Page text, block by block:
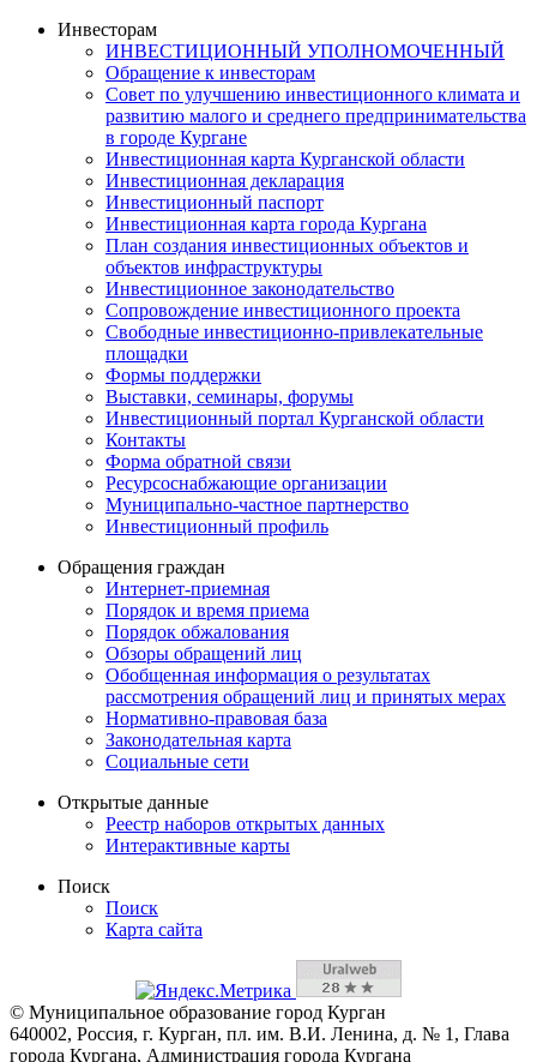
Инвесторам
ИНВЕСТИЦИОННЫЙ УПОЛНОМОЧЕННЫЙ
Обращение к инвесторам
Совет по улучшению инвестиционного климата и
развитию малого и среднего предпринимательства
в городе Кургане
Инвестиционная карта Курганской области
Инвестиционная декларация
Инвестиционный паспорт
Инвестиционная карта города Кургана
План создания инвестиционных объектов и
объектов инфраструктуры
Инвестиционное законодательство
Сопровождение инвестиционного проекта
Свободные инвестиционно-привлекательные
площадки
Формы поддержки
Выставки, семинары, форумы
Инвестиционный портал Курганской области
Контакты
Форма обратной связи
Ресурсоснабжающие организации
Муниципально-частное партнерство
Инвестиционный профиль
Обращения граждан
Интернет-приемная
Порядок и время приема
Порядок обжалования
Обзоры обращений лиц
Обобщенная информация о результатах
рассмотрения обращений лиц и принятых мерах
Нормативно-правовая база
Законодательная карта
Социальные сети
Открытые данные
Реестр наборов открытых данных
Интерактивные карты
Поиск
Поиск
Карта сайта
© Муниципальное образование город Курган
640002, Россия, г. Курган, пл. им. В.И. Ленина, д. № 1, Глава
города Кургана, Администрация города Кургана